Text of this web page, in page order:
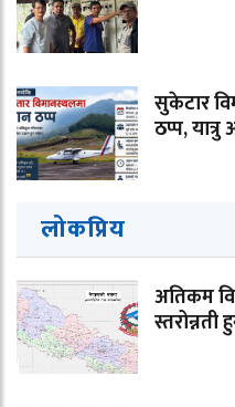
सुकेटार
ठप्प,
लोकप्रिय
अतिकम